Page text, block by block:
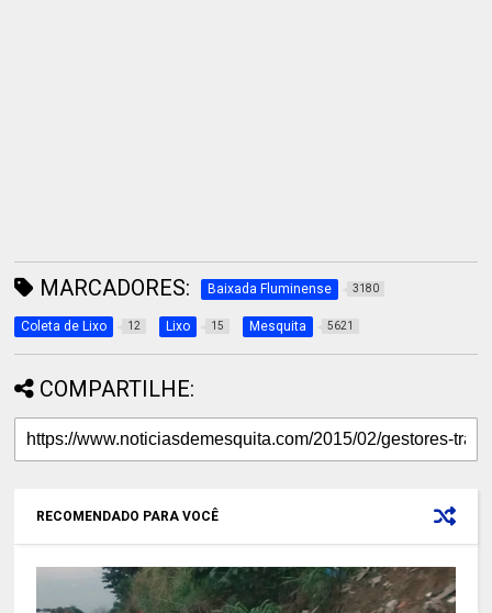
MARCADORES: Baixada Fluminense 3180
Coleta de Lixo 12 Lixo 15 Mesquita 5621
COMPARTILHE:
RECOMENDADO PARA VOCÊ